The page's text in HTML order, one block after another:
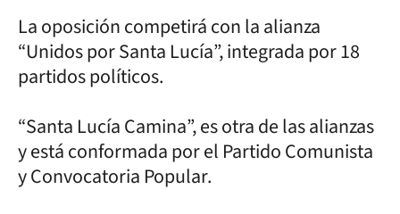
La oposición competirá con la alianza
“Unidos por Santa Lucía”, integrada por 18
partidos políticos.
“Santa Lucía Camina”, es otra de las alianzas
y está conformada por el Partido Comunista
y Convocatoria Popular.